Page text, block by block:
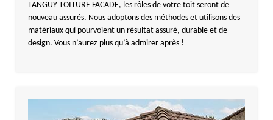
TANGUY TOITURE FACADE, les rôles de votre toit seront de
nouveau assurés. Nous adoptons des méthodes et utilisons des
matériaux qui pourvoient un résultat assuré, durable et de
design. Vous n’aurez plus qu’à admirer après !